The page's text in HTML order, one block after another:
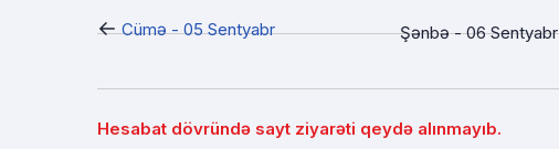
← Cümə - 05 Sentyabr Şənbə - 06 Sentyabr
Hesabat dövründə sayt ziyarəti qeydə alınmayıb.